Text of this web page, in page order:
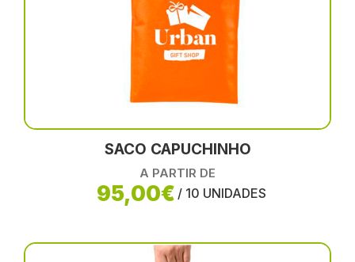
SACO CAPUCHINHO
A PARTIR DE
95,00€ / 10 UNIDADES